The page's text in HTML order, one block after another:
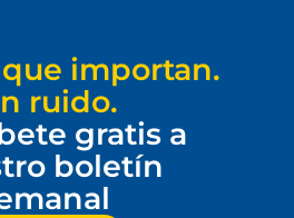
importan.
ruido.
gratis a
boletín